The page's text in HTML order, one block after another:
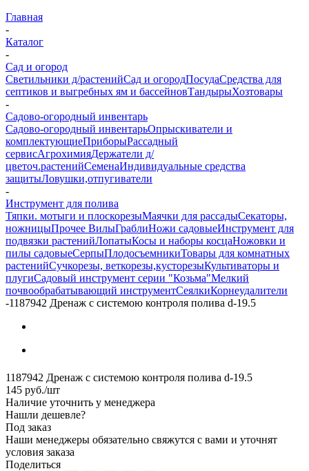
Главная
-
Каталог
-
Сад и огород
Светильники д/растенийСад и огородПосудаСредства для
септиков и выгребных ям и бассейновТандырыХозтовары
-
Садово-огородный инвентарь
Садово-огородный инвентарьОпрыскиватели и
комплектующиеПриборыРассадный
сервисАгрохимияДержатели д/
цветоч.растенийСеменаИндивидуальные средства
защитыЛовушки,отпугиватели
-
Инструмент для полива
Тяпки. мотыги и плоскорезыМаячки для рассадыСекаторы,
ножницыПрочее ВилыГраблиНожи садовыеИнструмент для
подвязки растенийЛопатыКосы и наборы косцаНожовки и
пилы садовыеСерпыПлодосъемникиТовары для комнатных
растенийСучкорезы, веткорезы,кусторезыКультиваторы и
плугиСадовый инструмент серии "Козьма"Мелкий
почвообрабатывающий инструментСеялкиКорнеудалители
-1187942 Дренаж с системою контроля полива d-19.5
1187942 Дренаж с системою контроля полива d-19.5
145 руб./шт
Наличие уточнить у менеджера
Нашли дешевле?
Под заказ
Наши менеджеры обязательно свяжутся с вами и уточнят
условия заказа
Поделиться